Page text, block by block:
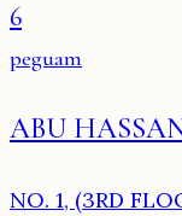
6
peguam
ABU
NO. 1, (3RD